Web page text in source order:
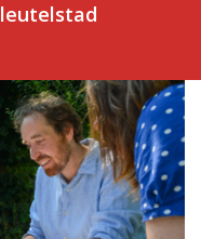
Volgend uur